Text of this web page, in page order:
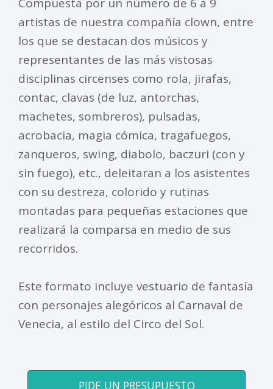
Compuesta por un número de 6 a 9
artistas de nuestra compañía clown, entre
los que se destacan dos músicos y
representantes de las más vistosas
disciplinas circenses como rola, jirafas,
contac, clavas (de luz, antorchas,
machetes, sombreros), pulsadas,
acrobacia, magia cómica, tragafuegos,
zanqueros, swing, diabolo, baczuri (con y
sin fuego), etc., deleitaran a los asistentes
con su destreza, colorido y rutinas
montadas para pequeñas estaciones que
realizará la comparsa en medio de sus
recorridos.
Este formato incluye vestuario de fantasía
con personajes alegóricos al Carnaval de
Venecia, al estilo del Circo del Sol.
PIDE UN PRESUPUESTO